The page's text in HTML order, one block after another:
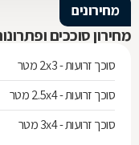
מחירונים
מחירון סוככים
סוכך זרועות - 2x3 מטר
סוכך זרועות - 2.5x4 מטר
סוכך זרועות - 3x4 מטר